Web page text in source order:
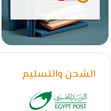
الشحن والتسليم